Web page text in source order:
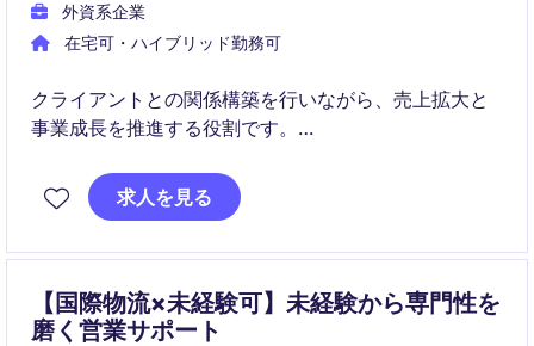
外資系企業
在宅可・ハイブリッド勤務可
クライアントとの関係構築を行いながら、売上拡大と
事業成長を推進する役割です。
ECマーケットプレイスにおけるブランド成長戦略の立
案から実行までを担当するポジションです。
求人を見る
【国際物流×未経験可】未経験から専門性を
磨く営業サポート